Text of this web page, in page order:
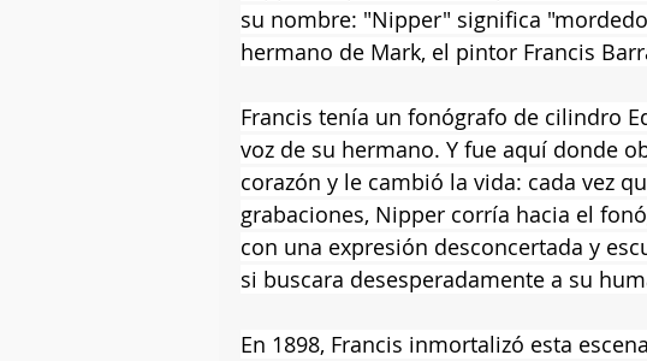
su nombre: "Nipper" significa
hermano de Mark, el pintor Francis
Francis tenía un fonógrafo de cilindro
voz de su hermano. Y fue aquí donde
corazón y le cambió la vida: cada vez
grabaciones, Nipper corría hacia el
con una expresión desconcertada y
si buscara desesperadamente a su
En 1898, Francis inmortalizó esta